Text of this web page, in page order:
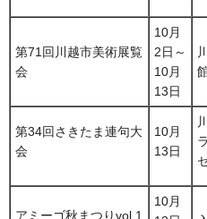
第71回川越市美術展覧
会
10月
2日～
10月
13日
第34回さきたま連句大
会
10月
13日
アミーゴ秋まつりvol.1
10月